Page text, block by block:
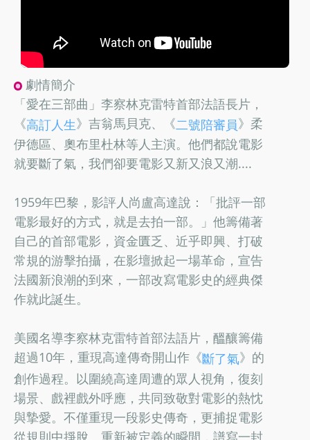
劇情簡介
「愛在三部曲」李察林克雷特首部法語長片，
《高訂人生》吉翁馬貝克、《二號陪審員》柔
伊德區、奧布里杜林等人主演。他們都說電影
就要斷了氣，我們卻要電影又新又浪又潮....
1959年巴黎，影評人尚盧高達說：「批評一部
電影最好的方式，就是去拍一部。」他籌備著
自己的首部電影，資金匱乏、近乎即興、打破
常規的游擊拍攝，在影壇掀起一場革命，宣告
法國新浪潮的到來，一部改寫電影史的經典傑
作就此誕生。
美國名導李察林克雷特首部法語片，醞釀籌備
超過10年，重現高達傳奇開山作《斷了氣》的
創作過程。以圍繞高達周遭的眾人視角，復刻
場景、戲裡戲外呼應，共同致敬對電影的熱忱
與摯愛。不僅重現一段影史傳奇，更捕捉電影
從規則中掙脫、重新被定義的瞬間，譜寫一封